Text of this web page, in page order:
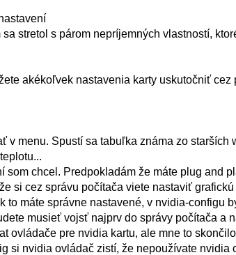
stretol s párom nepríjemných vlastností,
akékoľvek nastavenia karty uskutočniť cez
v menu. Spustí sa tabuľka známa zo starších
som chcel. Predpokladám že máte plug and
si cez správu počítača viete nastaviť
to máte správne nastavené, v nvidia-configu
musieť vojsť najprv do správy počítača a
ovládače pre nvidia kartu, ale mne to
si nvidia ovládač zistí, že nepoužívate